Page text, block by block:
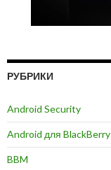
РУБРИКИ
Android Security
Android для BlackBerry
BBM